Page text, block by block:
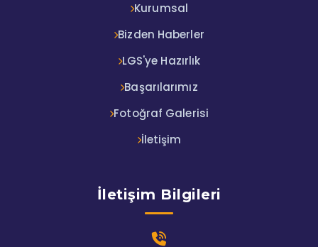
Kurumsal
Bizden Haberler
LGS'ye Hazırlık
Başarılarımız
Fotoğraf Galerisi
İletişim
İletişim Bilgileri